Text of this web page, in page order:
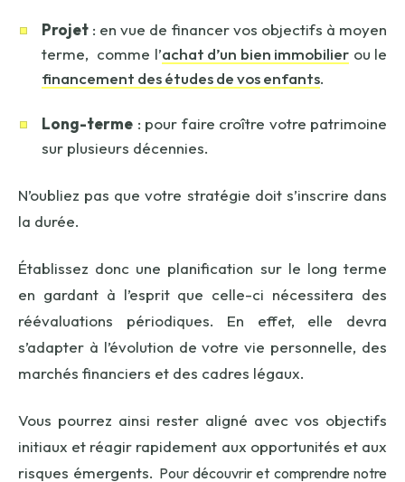
Projet : en vue de financer vos objectifs à moyen
terme, comme l’achat d’un bien immobilier ou le
financement des études de vos enfants.
Long-terme : pour faire croître votre patrimoine
sur plusieurs décennies.
N’oubliez pas que votre stratégie doit s’inscrire dans
la durée.
Établissez donc une planification sur le long terme
en gardant à l’esprit que celle-ci nécessitera des
réévaluations périodiques. En effet, elle devra
s’adapter à l’évolution de votre vie personnelle, des
marchés financiers et des cadres légaux.
Vous pourrez ainsi rester aligné avec vos objectifs
initiaux et réagir rapidement aux opportunités et aux
risques émergents. Pour découvrir et comprendre notre